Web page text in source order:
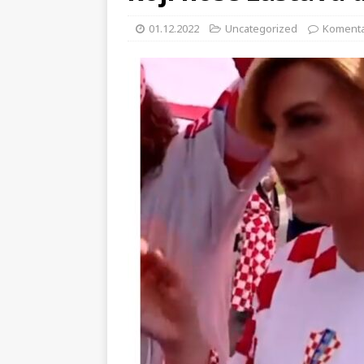
(video)
KULTURA
[ 28.07.2026 ]
Uhićen
snimke potjere i hvatanja
[ 06.08.2026 ]
Vrhunac
01.12.2022 Uncategorized